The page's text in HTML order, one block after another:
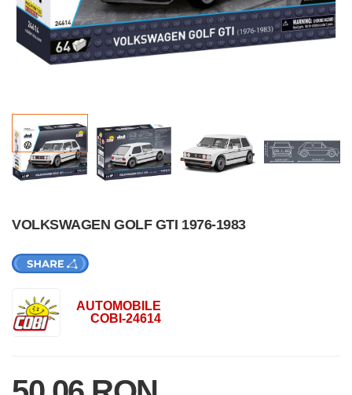
VOLKSWAGEN GOLF GTI 1976-1983
AUTOMOBILE
COBI-24614